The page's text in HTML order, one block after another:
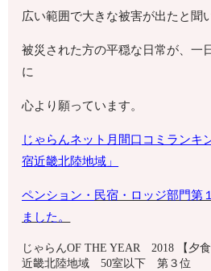
広い範囲で大きな被害が出たと聞
被災された方の平穏な日常が、一
に
心より願っています。
じゃらんネット月間口コミランキ
宿近畿北陸地域 」
ペンション・ 民宿・ロッジ部門第
ました。
じゃらんOF THE YEAR 2018 【夕食
近畿北陸地域 50室以下 第３位